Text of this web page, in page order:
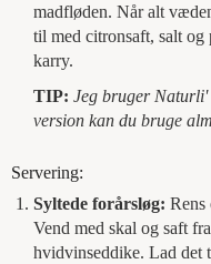
madfløden. Når alt
til med citronsaft, salt og
karry.
TIP: Jeg bruger Naturli'
version kan du bruge
Servering:
Syltede forårsløg:
Vend med skal og saft
hvidvinseddike. Lad det